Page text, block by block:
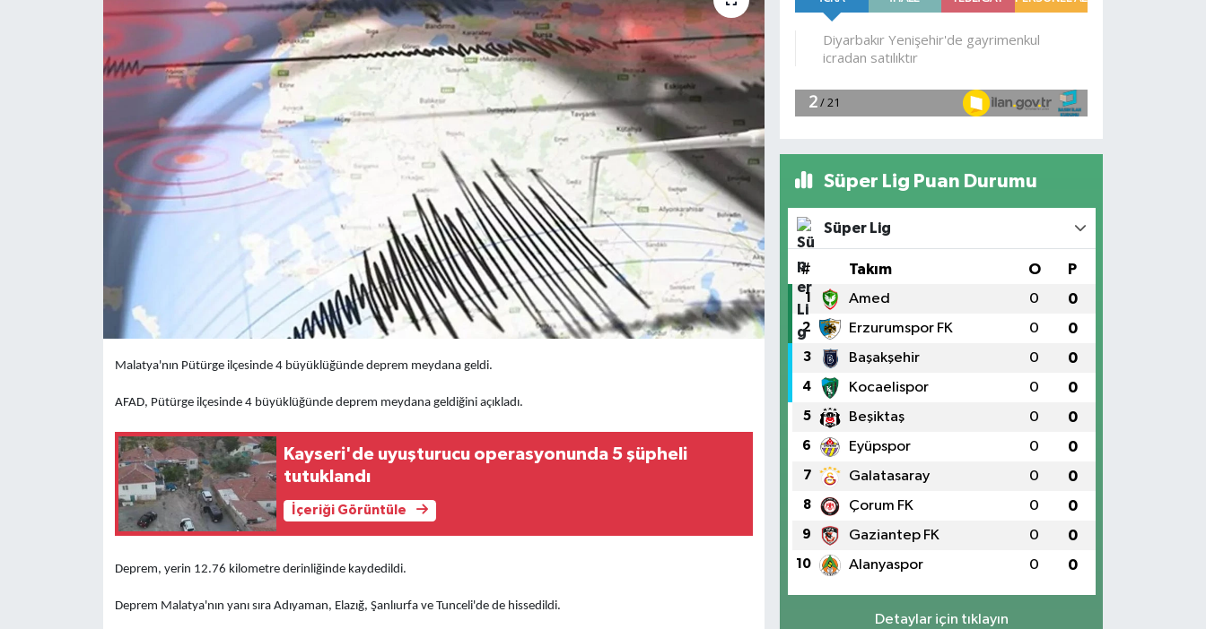
Malatya'nın Pütürge ilçesinde 4 büyüklüğünde deprem meydana geldi.
AFAD, Pütürge ilçesinde 4 büyüklüğünde deprem meydana geldiğini açıkladı.
Kayseri'de uyuşturucu operasyonunda 5 şüpheli
tutuklandı
İçeriği Görüntüle
Deprem, yerin 12.76 kilometre derinliğinde kaydedildi.
Deprem Malatya'nın yanı sıra Adıyaman, Elazığ, Şanlıurfa ve Tunceli'de de hissedildi.
Süper Lig Puan Durumu
Süper Lig
# Takım O P
1 Amed 0 0
2 Erzurumspor FK 0 0
3 Başakşehir 0 0
4 Kocaelispor 0 0
5 Beşiktaş 0 0
6 Eyüpspor 0 0
7 Galatasaray 0 0
8 Çorum FK 0 0
9 Gaziantep FK 0 0
10 Alanyaspor 0 0
Detaylar için tıklayın
Bi̇li̇m & Teknoloji̇